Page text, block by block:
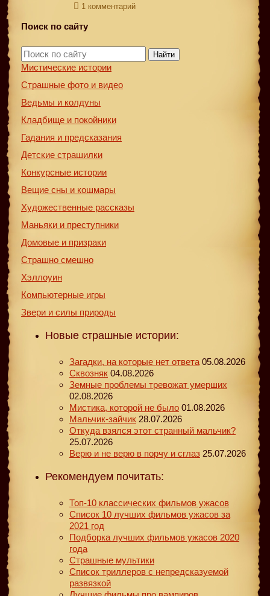
1 комментарий
Поиск по сайту
Найти
Мистические истории
Страшные фото и видео
Ведьмы и колдуны
Кладбище и покойники
Гадания и предсказания
Детские страшилки
Конкурсные истории
Вещие сны и кошмары
Художественные рассказы
Маньяки и преступники
Домовые и призраки
Страшно смешно
Хэллоуин
Компьютерные игры
Звери и силы природы
Новые страшные истории:
Загадки, на которые нет ответа 05.08.2026
Сквозняк 04.08.2026
Земные проблемы тревожат умерших
02.08.2026
Мистика, которой не было 01.08.2026
Мальчик-зайчик 28.07.2026
Откуда взялся этот странный мальчик?
25.07.2026
Верю и не верю в порчу и сглаз 25.07.2026
Рекомендуем почитать:
Топ-10 классических фильмов ужасов
Список 10 лучших фильмов ужасов за
2021 год
Подборка лучших фильмов ужасов 2020
года
Страшные мультики
Список триллеров с непредсказуемой
развязкой